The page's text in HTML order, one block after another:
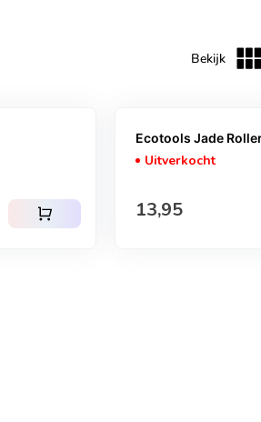
Bekijk
shopping_cart
Ecotools Jade
Uitverkocht
Normale prijs
13,95